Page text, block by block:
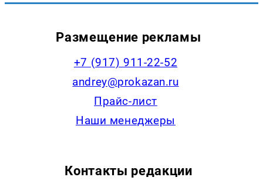
Размещение рекламы
+7 (917) 911-22-52
andrey@prokazan.ru
Прайс-лист
Наши менеджеры
Контакты редакции